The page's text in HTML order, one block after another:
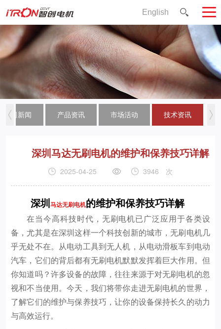
English
公司新闻 产品资讯 市场活动 技术资讯
深圳马达无刷电机的维护和保养技巧详解
2025-04-25 3946 次
深圳马达无刷电机的维护和保养技巧详解
在当今高科技时代，无刷电机已广泛应用于各类设
备，尤其是在深圳这样一个科技创新的城市，无刷电机几
乎无处不在。从电动工具到无人机，从电动滑板车到电动
汽车，它们的背后都有无刷电机默默发挥着巨大作用。但
你知道吗？许多设备的故障，往往来源于对无刷电机的忽
视和不当使用。今天，我们将带你走进无刷电机的世界，
了解它们的维护与保养技巧，让你的设备保持长久的动力
与高效运行。